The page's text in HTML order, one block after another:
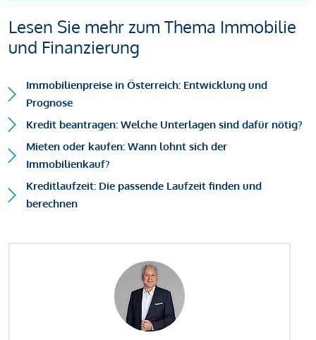
Lesen Sie mehr zum Thema Immobilie
und Finanzierung
Immobilienpreise in Österreich: Entwicklung und
Prognose
Kredit beantragen: Welche Unterlagen sind dafür nötig?
Mieten oder kaufen: Wann lohnt sich der
Immobilienkauf?
Kreditlaufzeit: Die passende Laufzeit finden und
berechnen